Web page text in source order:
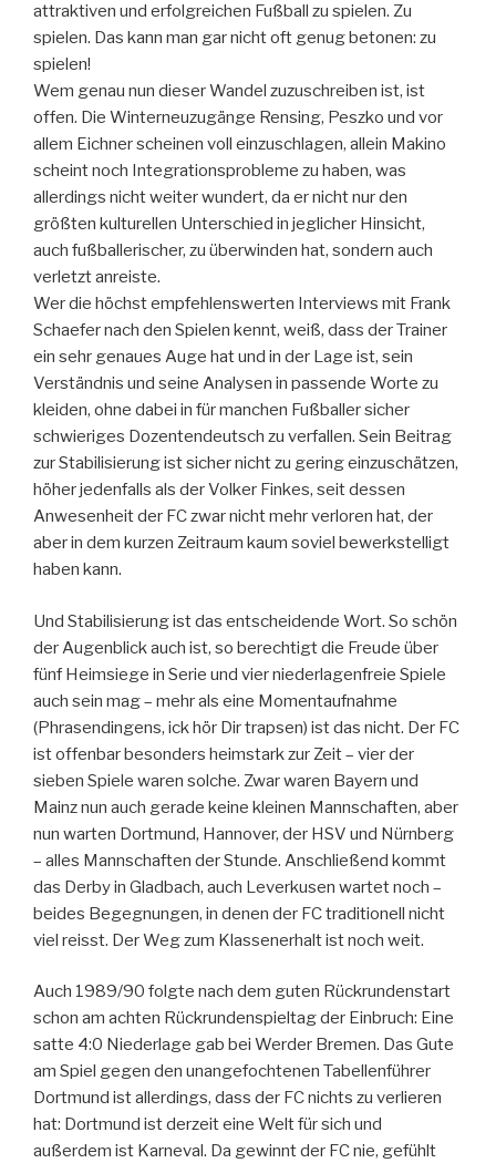
attraktiven und erfolgreichen Fußball zu spielen. Zu
spielen. Das kann man gar nicht oft genug betonen: zu
spielen!
Wem genau nun dieser Wandel zuzuschreiben ist, ist
offen. Die Winterneuzugänge Rensing, Peszko und vor
allem Eichner scheinen voll einzuschlagen, allein Makino
scheint noch Integrationsprobleme zu haben, was
allerdings nicht weiter wundert, da er nicht nur den
größten kulturellen Unterschied in jeglicher Hinsicht,
auch fußballerischer, zu überwinden hat, sondern auch
verletzt anreiste.
Wer die höchst empfehlenswerten Interviews mit Frank
Schaefer nach den Spielen kennt, weiß, dass der Trainer
ein sehr genaues Auge hat und in der Lage ist, sein
Verständnis und seine Analysen in passende Worte zu
kleiden, ohne dabei in für manchen Fußballer sicher
schwieriges Dozentendeutsch zu verfallen. Sein Beitrag
zur Stabilisierung ist sicher nicht zu gering einzuschätzen,
höher jedenfalls als der Volker Finkes, seit dessen
Anwesenheit der FC zwar nicht mehr verloren hat, der
aber in dem kurzen Zeitraum kaum soviel bewerkstelligt
haben kann.
Und Stabilisierung ist das entscheidende Wort. So schön
der Augenblick auch ist, so berechtigt die Freude über
fünf Heimsiege in Serie und vier niederlagenfreie Spiele
auch sein mag – mehr als eine Momentaufnahme
(Phrasendingens, ick hör Dir trapsen) ist das nicht. Der FC
ist offenbar besonders heimstark zur Zeit – vier der
sieben Spiele waren solche. Zwar waren Bayern und
Mainz nun auch gerade keine kleinen Mannschaften, aber
nun warten Dortmund, Hannover, der HSV und Nürnberg
– alles Mannschaften der Stunde. Anschließend kommt
das Derby in Gladbach, auch Leverkusen wartet noch –
beides Begegnungen, in denen der FC traditionell nicht
viel reisst. Der Weg zum Klassenerhalt ist noch weit.
Auch 1989/90 folgte nach dem guten Rückrundenstart
schon am achten Rückrundenspieltag der Einbruch: Eine
satte 4:0 Niederlage gab bei Werder Bremen. Das Gute
am Spiel gegen den unangefochtenen Tabellenführer
Dortmund ist allerdings, dass der FC nichts zu verlieren
hat: Dortmund ist derzeit eine Welt für sich und
außerdem ist Karneval. Da gewinnt der FC nie, gefühlt